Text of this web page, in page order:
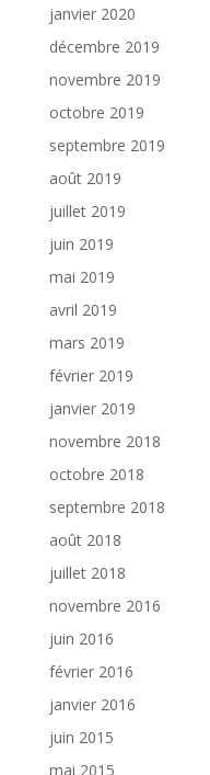
janvier 2020
décembre 2019
novembre 2019
octobre 2019
septembre 2019
août 2019
juillet 2019
juin 2019
mai 2019
avril 2019
mars 2019
février 2019
janvier 2019
novembre 2018
octobre 2018
septembre 2018
août 2018
juillet 2018
novembre 2016
juin 2016
février 2016
janvier 2016
juin 2015
mai 2015